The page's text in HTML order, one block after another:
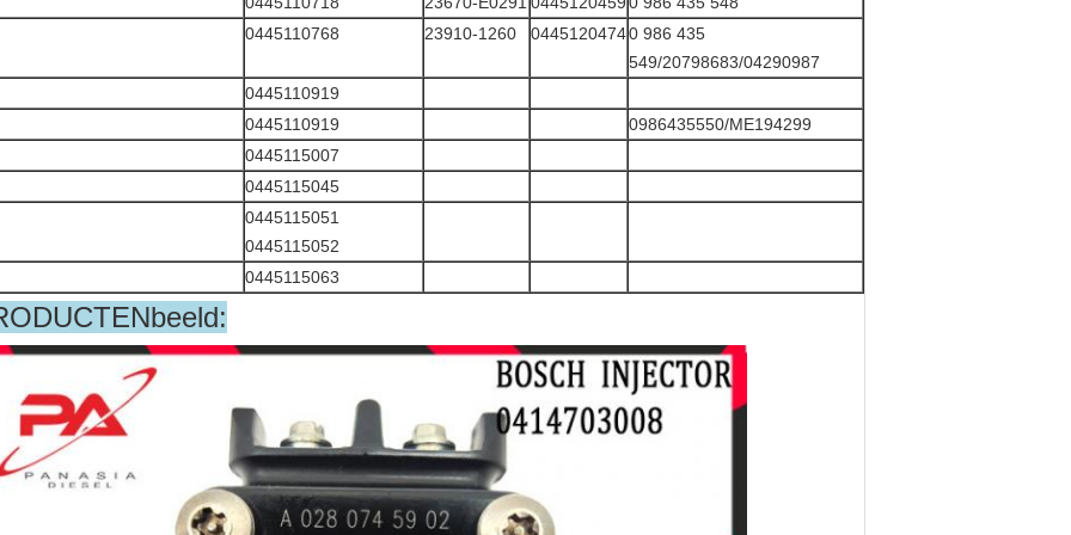
0445110768
23910-1260 04451204740 986 435
549/20798683/04290987
0445110919
0445110919
0986435550/ME194299
0445115007
0445115045
0445115051
0445115052
0445115063